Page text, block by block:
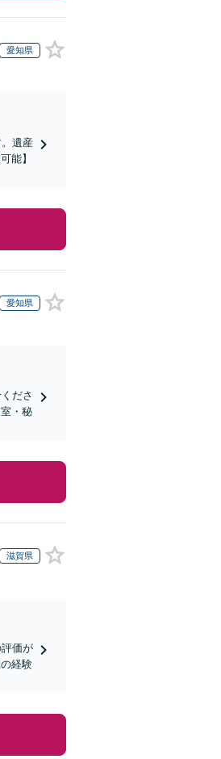
愛知県
遺産
能】
愛知県
ださ
・秘
滋賀県
価が
経験